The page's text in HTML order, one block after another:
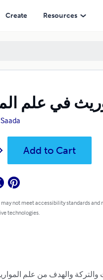
Create Resources
في علم
Add to Cart
may not meet accessibility standards
technologies.
والهدف من علم